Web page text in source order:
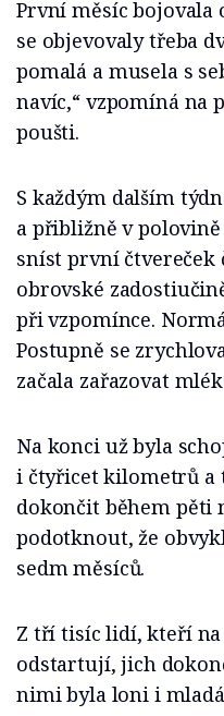
První měsíc bojovala
se objevovaly třeba
pomalá a musela s
navíc,“ vzpomíná na
poušti.
S každým dalším
a přibližně v
sníst první čtvereček
obrovské
při vzpomínce.
Postupně se
začala zařazovat
Na konci už byla
i čtyřicet kilometrů a
dokončit během pěti
podotknout, že
sedm měsíců.
Z tří tisíc lidí, kteří na
odstartují, jich
nimi byla loni i